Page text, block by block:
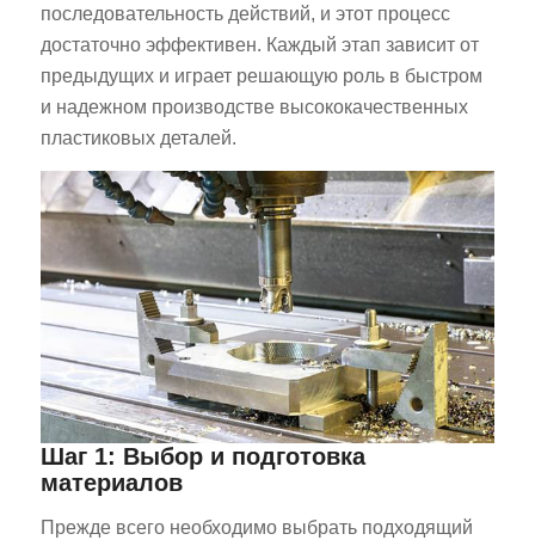
последовательность действий, и этот процесс
достаточно эффективен. Каждый этап зависит от
предыдущих и играет решающую роль в быстром
и надежном производстве высококачественных
пластиковых деталей.
Шаг 1: Выбор и подготовка
материалов
Прежде всего необходимо выбрать подходящий